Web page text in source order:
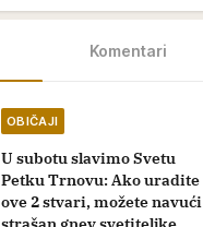
Komentari
OBIČAJI
U subotu slavimo Svetu
Petku Trnovu: Ako uradite
ove 2 stvari, možete navući